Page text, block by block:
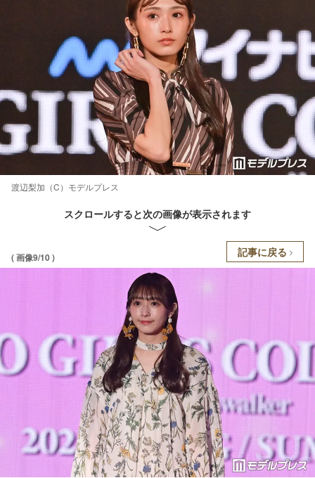
渡辺梨加（C）モデルプレス
スクロールすると次の画像が表示されます
( 画像9/10 ) 記事に戻る